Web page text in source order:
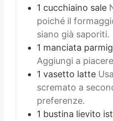
1 cucchiaino sale
poiché il
siano già saporiti.
1 manciata
Aggiungi a
1 vasetto latte
scremato a
preferenze.
1 bustina lievito